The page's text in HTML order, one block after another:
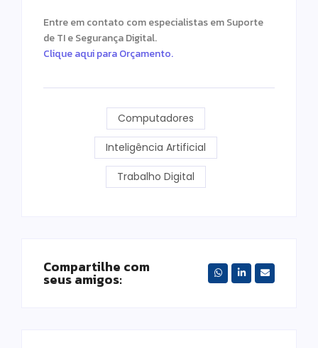
Entre em contato com especialistas em Suporte
de TI e Segurança Digital.
Clique aqui para Orçamento.
Computadores
Inteligência Artificial
Trabalho Digital
Compartilhe com
seus amigos: